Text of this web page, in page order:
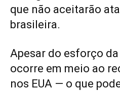
que não aceitarão
brasileira.
Apesar do esforço
ocorre em meio ao
nos EUA — o que